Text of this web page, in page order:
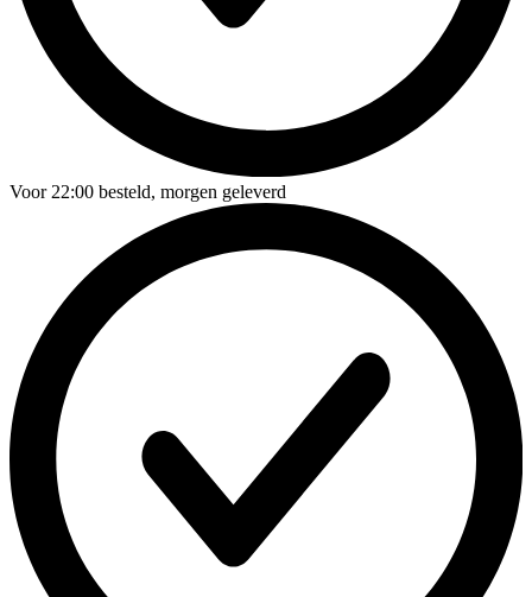
Voor22:00 besteld, morgen geleverd